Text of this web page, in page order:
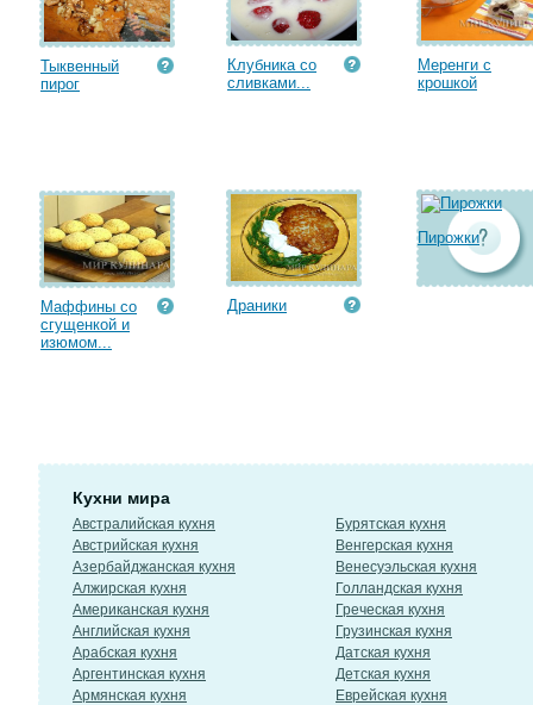
Тыквенный
пирог
Клубника со
сливками...
Меренги с
крошкой
Маффины со
сгущенкой и
изюмом...
Драники
Пирожки
Кухни мира
Австралийская кухня
Австрийская кухня
Азербайджанская кухня
Алжирская кухня
Американская кухня
Английская кухня
Арабская кухня
Аргентинская кухня
Армянская кухня
Бурятская кухня
Венгерская кухня
Венесуэльская кухня
Голландская кухня
Греческая кухня
Грузинская кухня
Датская кухня
Детская кухня
Еврейская кухня